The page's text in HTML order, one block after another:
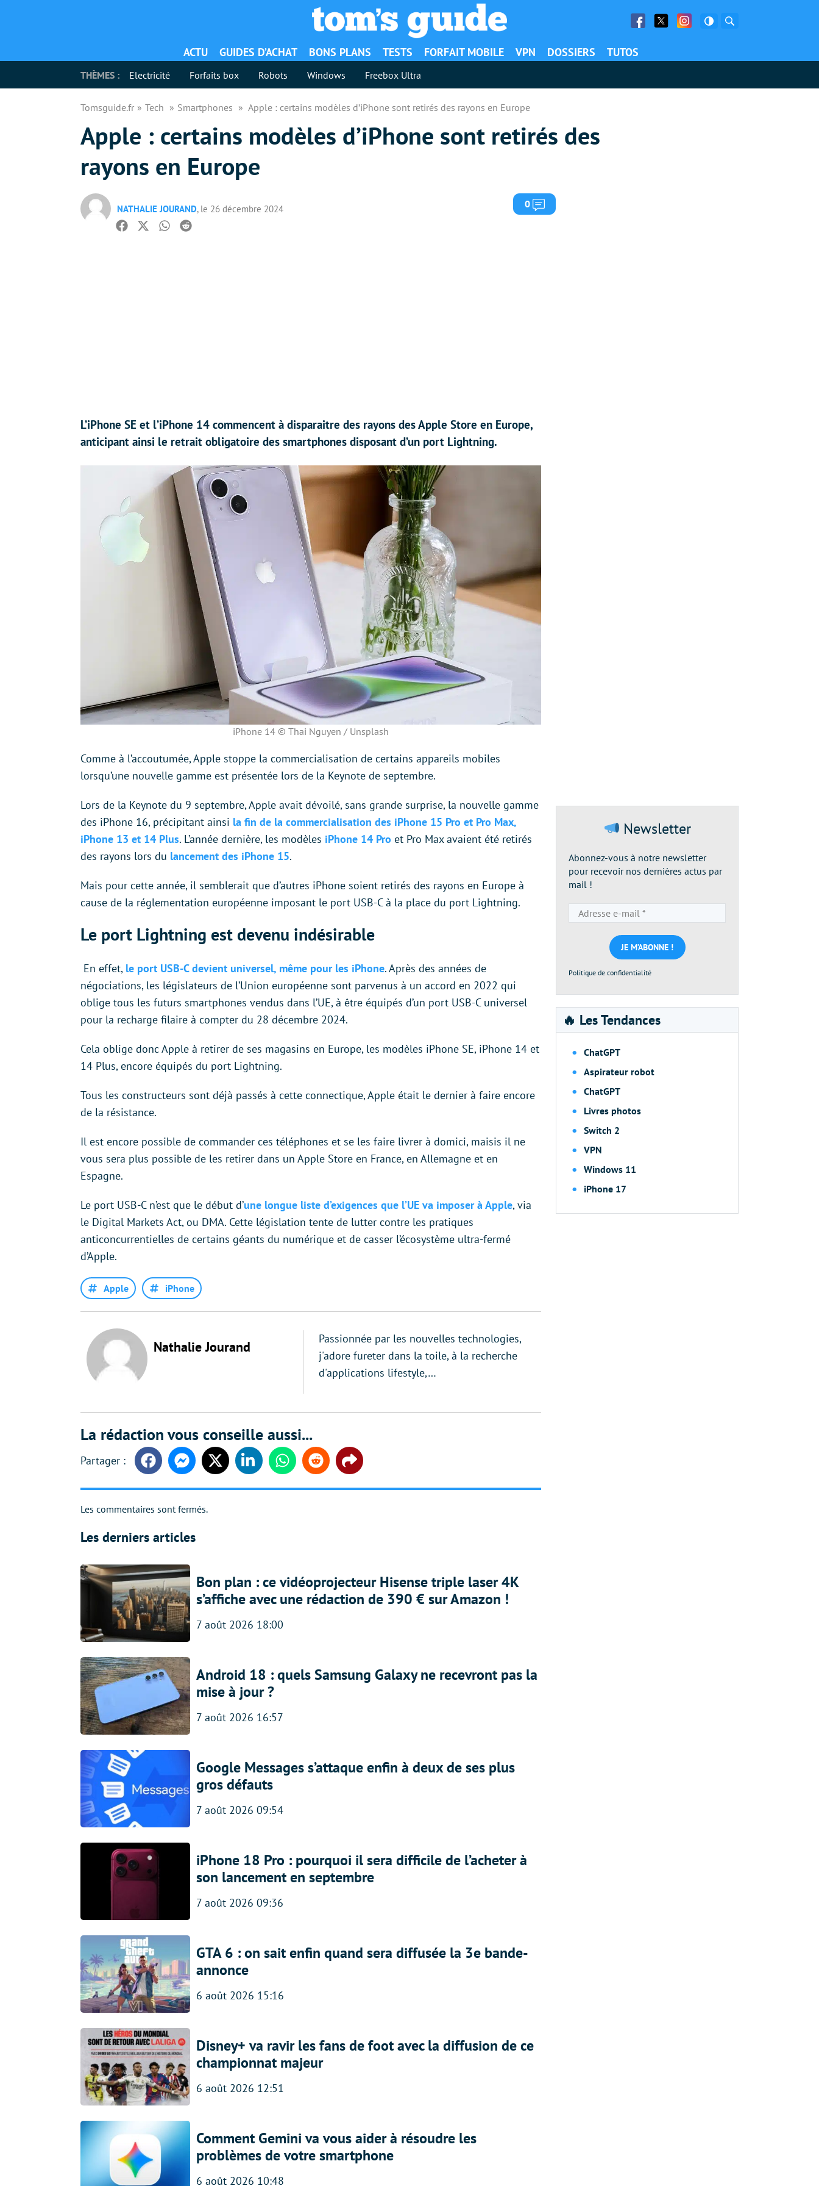
Facebook
Twitter Facebook
ACTU GUIDES D’ACHAT BONS PLANS TESTS FORFAIT MOBILE VPN DOSSIERS TUTOS
THÈMES : Electricité Forfaits box Robots Windows Freebox Ultra
Tomsguide.fr Tech Smartphones Apple : certains modèles d’iPhone sont retirés des rayons en Europe
Apple : certains modèles d’iPhone sont retirés des
rayons en Europe
NATHALIE JOURAND, le 26 décembre 2024 0 Commentaires
Facebook
TwitterWhatsapp
Reddit
L’iPhone SE et l’iPhone 14 commencent à disparaitre des rayons des Apple Store en Europe,
anticipant ainsi le retrait obligatoire des smartphones disposant d’un port Lightning.
iPhone 14 © Thai Nguyen / Unsplash
Comme à l’accoutumée, Apple stoppe la commercialisation de certains appareils mobiles
lorsqu’une nouvelle gamme est présentée lors de la Keynote de septembre.
Lors de la Keynote du 9 septembre, Apple avait dévoilé, sans grande surprise, la nouvelle gamme
des iPhone 16, précipitant ainsi la fin de la commercialisation des iPhone 15 Pro et Pro Max,
iPhone 13 et 14 Plus. L’année dernière, les modèles iPhone 14 Pro et Pro Max avaient été retirés
des rayons lors du lancement des iPhone 15.
Mais pour cette année, il semblerait que d’autres iPhone soient retirés des rayons en Europe à
cause de la réglementation européenne imposant le port USB-C à la place du port Lightning.
Le port Lightning est devenu indésirable
En effet, le port USB-C devient universel, même pour les iPhone. Après des années de
négociations, les législateurs de l’Union européenne sont parvenus à un accord en 2022 qui
oblige tous les futurs smartphones vendus dans l’UE, à être équipés d’un port USB-C universel
pour la recharge filaire à compter du 28 décembre 2024.
Cela oblige donc Apple à retirer de ses magasins en Europe, les modèles iPhone SE, iPhone 14 et
14 Plus, encore équipés du port Lightning.
Tous les constructeurs sont déjà passés à cette connectique, Apple était le dernier à faire encore
de la résistance.
Il est encore possible de commander ces téléphones et se les faire livrer à domici, maisis il ne
vous sera plus possible de les retirer dans un Apple Store en France, en Allemagne et en
Espagne.
Le port USB-C n’est que le début d’une longue liste d’exigences que l’UE va imposer à Apple, via
le Digital Markets Act, ou DMA. Cette législation tente de lutter contre les pratiques
anticoncurrentielles de certains géants du numérique et de casser l’écosystème ultra-fermé
d’Apple.
Apple iPhone
Nathalie Jourand
Passionnée par les nouvelles technologies,
j'adore fureter dans la toile, à la recherche
d'applications lifestyle,…
La rédaction vous conseille aussi...
FacebookMessengerTwitter LinkedinWhatsappReddit Share
Les commentaires sont fermés.
Les derniers articles
Bon plan : ce vidéoprojecteur Hisense triple laser 4K
s’affiche avec une rédaction de 390 € sur Amazon !
7 août 2026 18:00
Android 18 : quels Samsung Galaxy ne recevront pas la
mise à jour ?
7 août 2026 16:57
Google Messages s’attaque enfin à deux de ses plus
gros défauts
7 août 2026 09:54
iPhone 18 Pro : pourquoi il sera difficile de l’acheter à
son lancement en septembre
7 août 2026 09:36
GTA 6 : on sait enfin quand sera diffusée la 3e bande-
annonce
6 août 2026 15:16
Disney+ va ravir les fans de foot avec la diffusion de ce
championnat majeur
6 août 2026 12:51
Comment Gemini va vous aider à résoudre les
problèmes de votre smartphone
6 août 2026 10:48
Newsletter
Abonnez-vous à notre newsletter
pour recevoir nos dernières actus par
mail !
e-
mail
*
Politique de confidentialité
🔥 Les Tendances
ChatGPT
Aspirateur robot
ChatGPT
Livres photos
Switch 2
VPN
Windows 11
iPhone 17